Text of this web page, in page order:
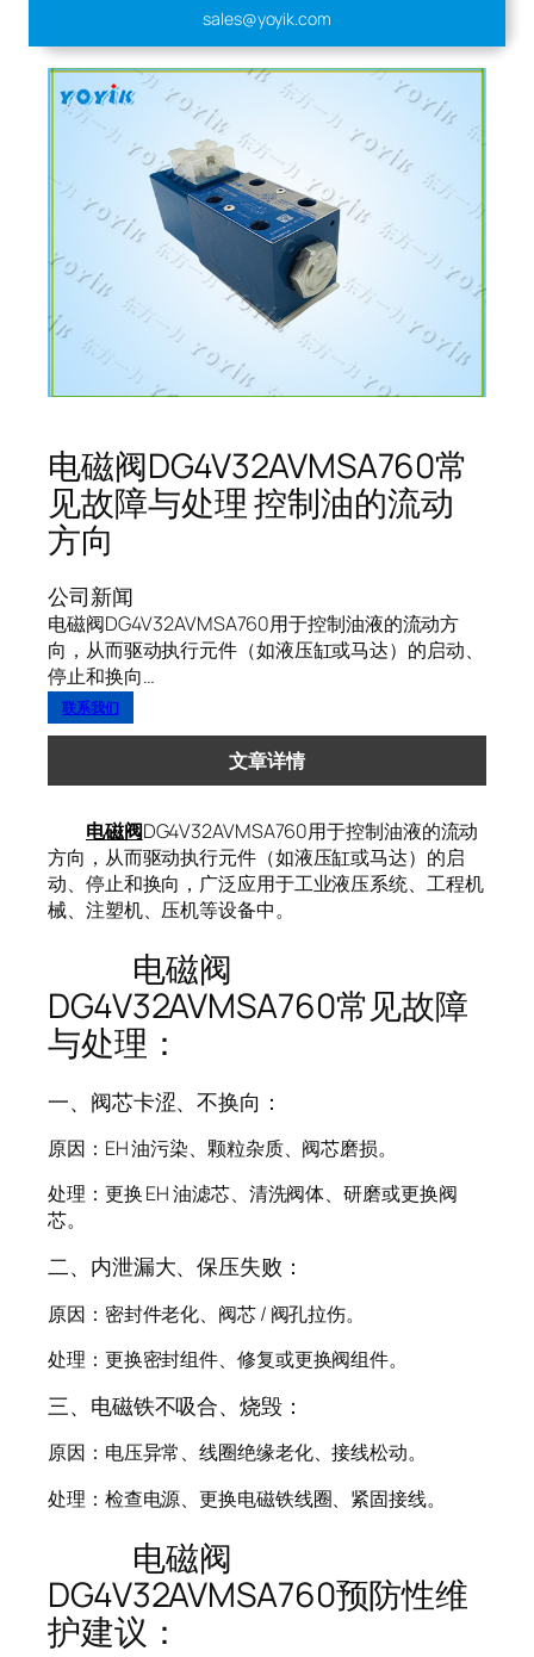
sales@yoyik.com
电磁阀DG4V32AVMSA760常
见故障与处理 控制油的流动
方向
公司新闻
电磁阀DG4V32AVMSA760用于控制油液的流动方
向，从而驱动执行元件（如液压缸或马达）的启动、
停止和换向…
联系我们
文章详情
电磁阀DG4V32AVMSA760用于控制油液的流动
方向，从而驱动执行元件（如液压缸或马达）的启
动、停止和换向，广泛应用于工业液压系统、工程机
械、注塑机、压机等设备中。
电磁阀
DG4V32AVMSA760常见故障
与处理：
一、阀芯卡涩、不换向：
原因：EH 油污染、颗粒杂质、阀芯磨损。
处理：更换 EH 油滤芯、清洗阀体、研磨或更换阀
芯。
二、内泄漏大、保压失败：
原因：密封件老化、阀芯 / 阀孔拉伤。
处理：更换密封组件、修复或更换阀组件。
三、电磁铁不吸合、烧毁：
原因：电压异常、线圈绝缘老化、接线松动。
处理：检查电源、更换电磁铁线圈、紧固接线。
电磁阀
DG4V32AVMSA760预防性维
护建议：